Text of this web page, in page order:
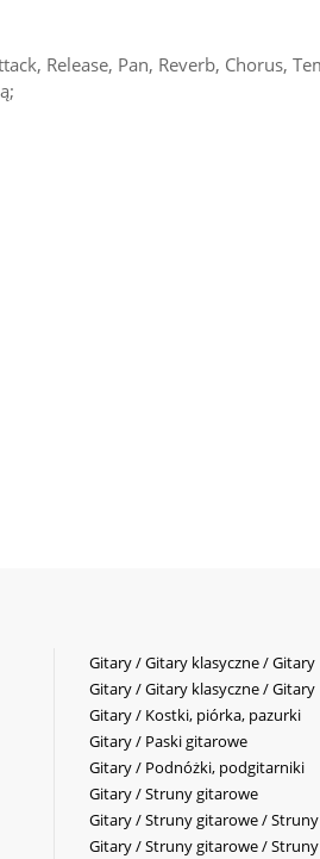
Release, Pan, Reverb, Chorus,
Gitary / Gitary klasyczne / Gitary
Gitary / Gitary klasyczne /
Gitary / Kostki, piórka, pazurki
Gitary / Paski gitarowe
Gitary / Podnóżki, podgitarniki
Gitary / Struny gitarowe
Gitary / Struny gitarowe /
Gitary / Struny gitarowe /